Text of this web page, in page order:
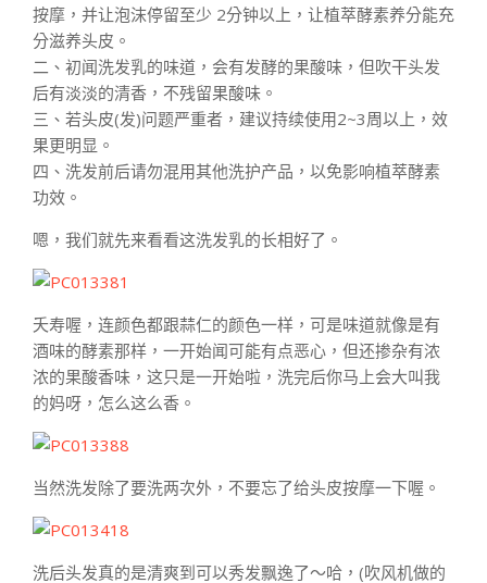
按摩，并让泡沫停留至少 2分钟以上，让植萃酵素养分能充
分滋养头皮。
二、初闻洗发乳的味道，会有发酵的果酸味，但吹干头发
后有淡淡的清香，不残留果酸味。
三、若头皮(发)问题严重者，建议持续使用2~3周以上，效
果更明显。
四、洗发前后请勿混用其他洗护产品，以免影响植萃酵素
功效。
嗯，我们就先来看看这洗发乳的长相好了。
夭寿喔，连颜色都跟蒜仁的颜色一样，可是味道就像是有
酒味的酵素那样，一开始闻可能有点恶心，但还掺杂有浓
浓的果酸香味，这只是一开始啦，洗完后你马上会大叫我
的妈呀，怎么这么香。
当然洗发除了要洗两次外，不要忘了给头皮按摩一下喔。
洗后头发真的是清爽到可以秀发飘逸了～哈，(吹风机做的